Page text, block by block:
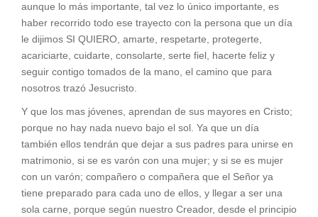
aunque lo más importante, tal vez lo único importante, es
haber recorrido todo ese trayecto con la persona que un día
le dijimos SI QUIERO, amarte, respetarte, protegerte,
acariciarte, cuidarte, consolarte, serte fiel, hacerte feliz y
seguir contigo tomados de la mano, el camino que para
nosotros trazó Jesucristo.
Y que los mas jóvenes, aprendan de sus mayores en Cristo;
porque no hay nada nuevo bajo el sol. Ya que un día
también ellos tendrán que dejar a sus padres para unirse en
matrimonio, si se es varón con una mujer; y si se es mujer
con un varón; compañero o compañera que el Señor ya
tiene preparado para cada uno de ellos, y llegar a ser una
sola carne, porque según nuestro Creador, desde el principio